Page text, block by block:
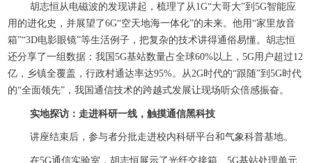
胡志恒从电磁波的发现讲起，梳理了从1G“大哥大”到5G智能应
用的进化史，并展望了6G“空天地海一体化”的未来。他用“家里放音
箱”“3D电影眼镜”等生活例子，把复杂的技术讲得通俗易懂。胡志恒
还分享了一组数据：我国5G基站数量占全球60%以上，5G用户超过12
亿，乡镇全覆盖，行政村通达率达95%。从2G时代的“跟随”到5G时代
的“全面领先”，我国通信技术的跨越式发展让现场听众倍感振奋。
实地探访：走进科研一线，触摸通信黑科技
讲座结束后，参与者分批走进校内科研平台和气象科普基地。
在5G通信实验室，胡志恒展示了光纤交接箱、5G基站处理单元